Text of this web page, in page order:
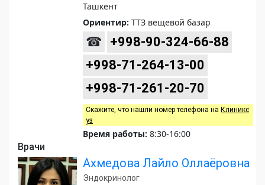
Ташкент
Ориентир: ТТЗ вещевой базар
☎
+998-90-324-66-88
+998-71-264-13-00
+998-71-261-20-70
Скажите, что нашли номер телефона на Клиникс
уз
Время работы: 8:30-16:00
Врачи
Ахмедова Лайло Оллаёровна
Эндокринолог